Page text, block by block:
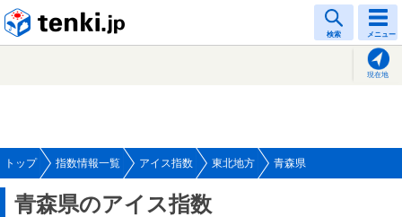
検索 メニュー
現在地
トップ 指数情報一覧 アイス指数 東北地方 青森県
青森県のアイス指数